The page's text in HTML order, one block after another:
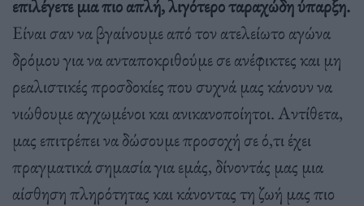
επιλέγετε μια πιο απλή, λιγότερο ταραχώδη ύπαρξη.
Είναι σαν να βγαίνουμε από τον ατελείωτο αγώνα
δρόμου για να ανταποκριθούμε σε ανέφικτες και μη
ρεαλιστικές προσδοκίες που συχνά μας κάνουν να
νιώθουμε αγχωμένοι και ανικανοποίητοι. Αντίθετα,
μας επιτρέπει να δώσουμε προσοχή σε ό,τι έχει
πραγματικά σημασία για εμάς, δίνοντάς μας μια
αίσθηση πληρότητας και κάνοντας τη ζωή μας πιο